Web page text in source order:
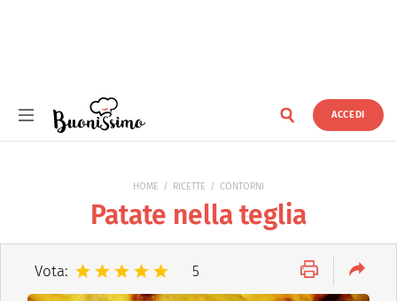
ACCEDI
HOME RICETTE CONTORNI
Patate nella teglia
Vota: 5